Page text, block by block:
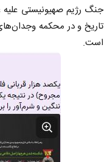
جنگ رژیم صهیونیستی علیه
تاریخ و در محکمه
است.